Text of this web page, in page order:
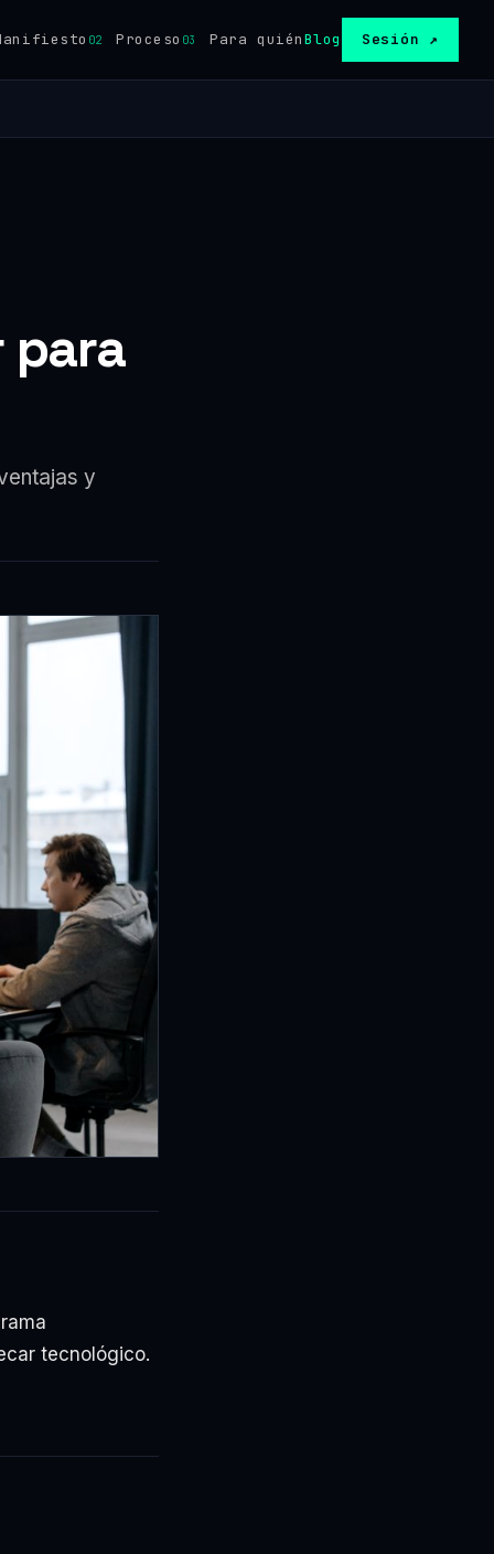
02 Proceso 03 Para quiénBlog Sesión ↗
para
y
tecnológico.